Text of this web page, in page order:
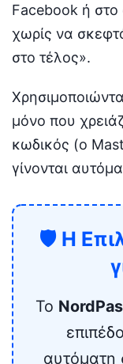
Facebook ή στο
χωρίς να
στο τέλος».
μόνο που
κωδικός (ο
γίνονται
🛡️ Η
Το